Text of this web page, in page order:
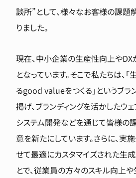
談所”として、様々なお客様の課題
りました。
現在、中小企業の生産性向上や
となっています。そこで私たちは、
るgood valueをつくる」というブラ
掲げ、ブランディングを活かしたウ
システム開発などを通じて皆様の
意を新たにしています。さらに、
せて最適にカスタマイズされた生
とで、従業員の方々のスキル向上